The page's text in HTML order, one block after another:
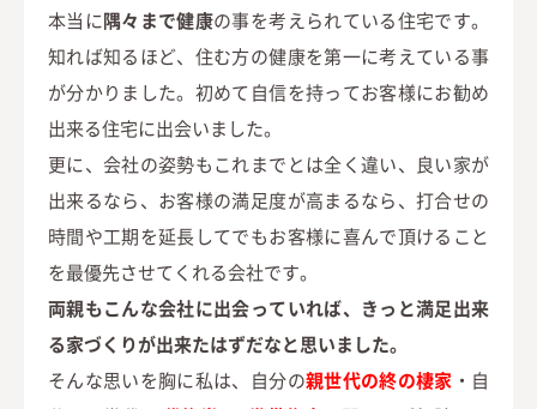
本当に隅々まで健康の事を考えられている住宅です。
知れば知るほど、住む方の健康を第一に考えている事
が分かりました。初めて自信を持ってお客様にお勧め
出来る住宅に出会いました。
更に、会社の姿勢もこれまでとは全く違い、良い家が
出来るなら、お客様の満足度が高まるなら、打合せの
時間や工期を延長してでもお客様に喜んで頂けること
を最優先させてくれる会社です。
両親もこんな会社に出会っていれば、きっと満足出来
る家づくりが出来たはずだなと思いました。
そんな思いを胸に私は、自分の親世代の終の棲家 ・自